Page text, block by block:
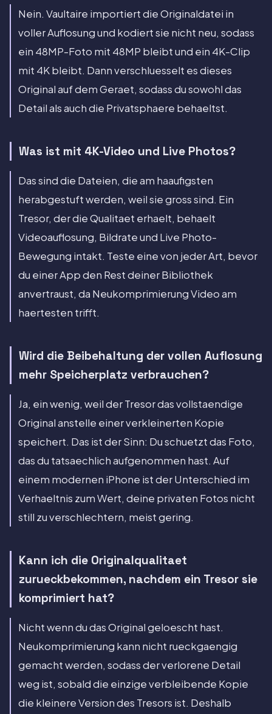
Nein. Vaultaire importiert die Originaldatei in
voller Auflosung und kodiert sie nicht neu, sodass
ein 48MP-Foto mit 48MP bleibt und ein 4K-Clip
mit 4K bleibt. Dann verschluesselt es dieses
Original auf dem Geraet, sodass du sowohl das
Detail als auch die Privatsphaere behaeltst.
Was ist mit 4K-Video und Live Photos?
Das sind die Dateien, die am haaufigsten
herabgestuft werden, weil sie gross sind. Ein
Tresor, der die Qualitaet erhaelt, behaelt
Videoauflosung, Bildrate und Live Photo-
Bewegung intakt. Teste eine von jeder Art, bevor
du einer App den Rest deiner Bibliothek
anvertraust, da Neukomprimierung Video am
haertesten trifft.
Wird die Beibehaltung der vollen Auflosung
mehr Speicherplatz verbrauchen?
Ja, ein wenig, weil der Tresor das vollstaendige
Original anstelle einer verkleinerten Kopie
speichert. Das ist der Sinn: Du schuetzt das Foto,
das du tatsaechlich aufgenommen hast. Auf
einem modernen iPhone ist der Unterschied im
Verhaeltnis zum Wert, deine privaten Fotos nicht
still zu verschlechtern, meist gering.
Kann ich die Originalqualitaet
zurueckbekommen, nachdem ein Tresor sie
komprimiert hat?
Nicht wenn du das Original geloescht hast.
Neukomprimierung kann nicht rueckgaengig
gemacht werden, sodass der verlorene Detail
weg ist, sobald die einzige verbleibende Kopie
die kleinere Version des Tresors ist. Deshalb